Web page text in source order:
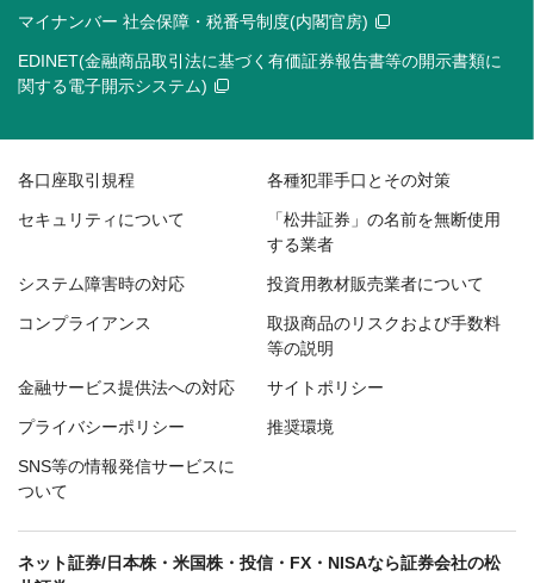
マイナンバー 社会保障・税番号制度(内閣官房)
EDINET(金融商品取引法に基づく有価証券報告書等の開示書類に
関する電子開示システム)
各口座取引規程 各種犯罪手口とその対策
セキュリティについて
「松井証券」の名前を無断使用
する業者
システム障害時の対応 投資用教材販売業者について
コンプライアンス
取扱商品のリスクおよび手数料
等の説明
金融サービス提供法への対応 サイトポリシー
プライバシーポリシー 推奨環境
SNS等の情報発信サービスに
ついて
ネット証券/日本株・米国株・投信・FX・NISAなら証券会社の松